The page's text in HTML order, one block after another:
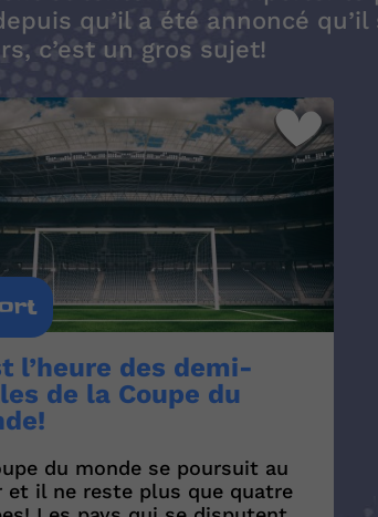
qu’il a été annoncé
c’est un gros sujet!
l’heure des demi-
de la Coupe du
du monde se poursuit au
et il ne reste plus que quatre